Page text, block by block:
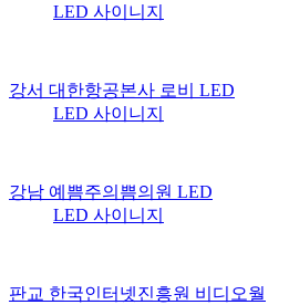
LED 사이니지
강서 대한항공본사 로비 LED
LED 사이니지
강남 예쁨주의쁨의원 LED
LED 사이니지
판교 한국인터넷진흥원 비디오월